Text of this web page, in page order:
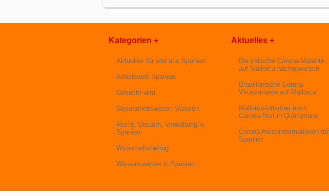
Kategorien +
Aktuelles für und aus Spanien
Arbeitswelt Spanien
Gesucht wird
Gesundheitswesen Spanien
Recht, Steuern, Verwaltung in
Spanien
Wirtschaftsbetrug
Wissenswertes in Spanien
Aktuelles +
Die indische Corona-Mutante
auf Mallorca nachgewiesen
Brasilianische Corona
Virusvariante auf Mallorca
Mallorca-Urlauber nach
Corona-Test in Quarantäne
Corona-Reiseinformationen für
Spanien